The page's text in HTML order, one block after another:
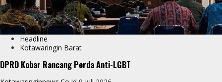
Headline
Kotawaringin Barat
DPRD Kobar Rancang Perda Anti-LGBT